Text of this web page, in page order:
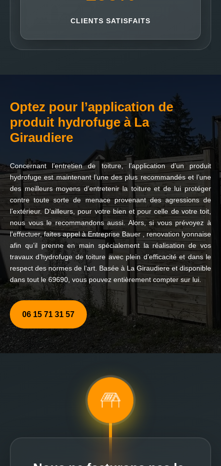
CLIENTS SATISFAITS
Optez pour l’application de
produit hydrofuge à La
Giraudiere
Concernant l’entretien de toiture, l’application d’un produit
hydrofuge est maintenant l’une des plus recommandés et l’une
des meilleurs moyens d’entretenir la toiture et de lui protéger
contre toute sorte de menace provenant des agressions de
l’extérieur. D’ailleurs, pour votre bien et pour celle de votre toit,
nous vous le recommandons aussi. Alors, si vous prévoyez à
l’effectuer, faites appel à Entreprise Bauer , renovation lyonnaise
afin qu’il prenne en main spécialement la réalisation de vos
travaux d’hydrofuge de toiture avec plein d’efficacité et dans le
respect des normes de l’art. Basée à La Giraudiere et disponible
dans tout le 69690, vous pouvez entièrement compter sur lui.
06 15 71 31 57